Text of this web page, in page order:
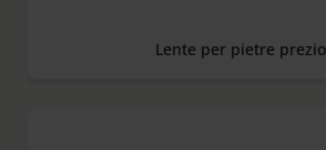
Lente per pietre